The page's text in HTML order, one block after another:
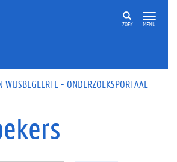
ZOEK MENU
WIJSBEGEERTE - ONDERZOEKSPORTAAL